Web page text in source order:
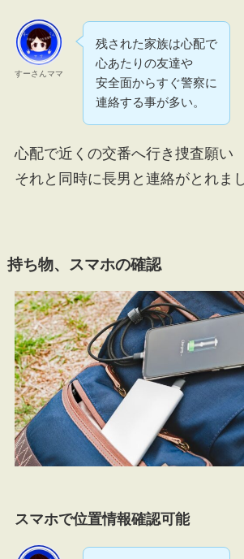
すーさんママ
残された家族は心配で
心あたりの友達や
安全面からすぐ警察に
連絡する事が多い。
心配で近くの交番へ行き捜査願い
それと同時に長男と連絡がとれま
持ち物、スマホの確認
スマホで位置情報確認可能